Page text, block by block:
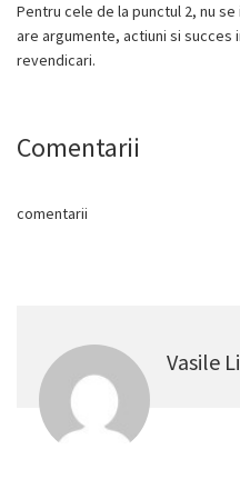
Pentru cele de la punctul 2, nu
are argumente, actiuni si
revendicari.
Comentarii
comentarii
Vasile